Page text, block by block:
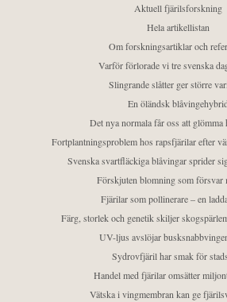
Aktuell fjärilsforskning
Hela artikellistan
Om forskningsartiklar och
Varför förlorade vi tre svenska
Slingrande slåtter ger större
En öländsk blåvingehybrid
Det nya normala får oss att glömma
Fortplantningsproblem hos rapsfjärilar efter
Svenska svartfläckiga blåvingar sprider
Förskjuten blomning som försvar
Fjärilar som pollinerare – en
Färg, storlek och genetik skiljer
UV-ljus avslöjar
Sydrovfjäril har smak för
Handel med fjärilar omsätter
Vätska i vingmembran kan ge